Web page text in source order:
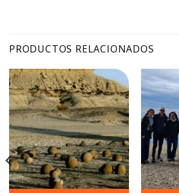
PRODUCTOS RELACIONADOS